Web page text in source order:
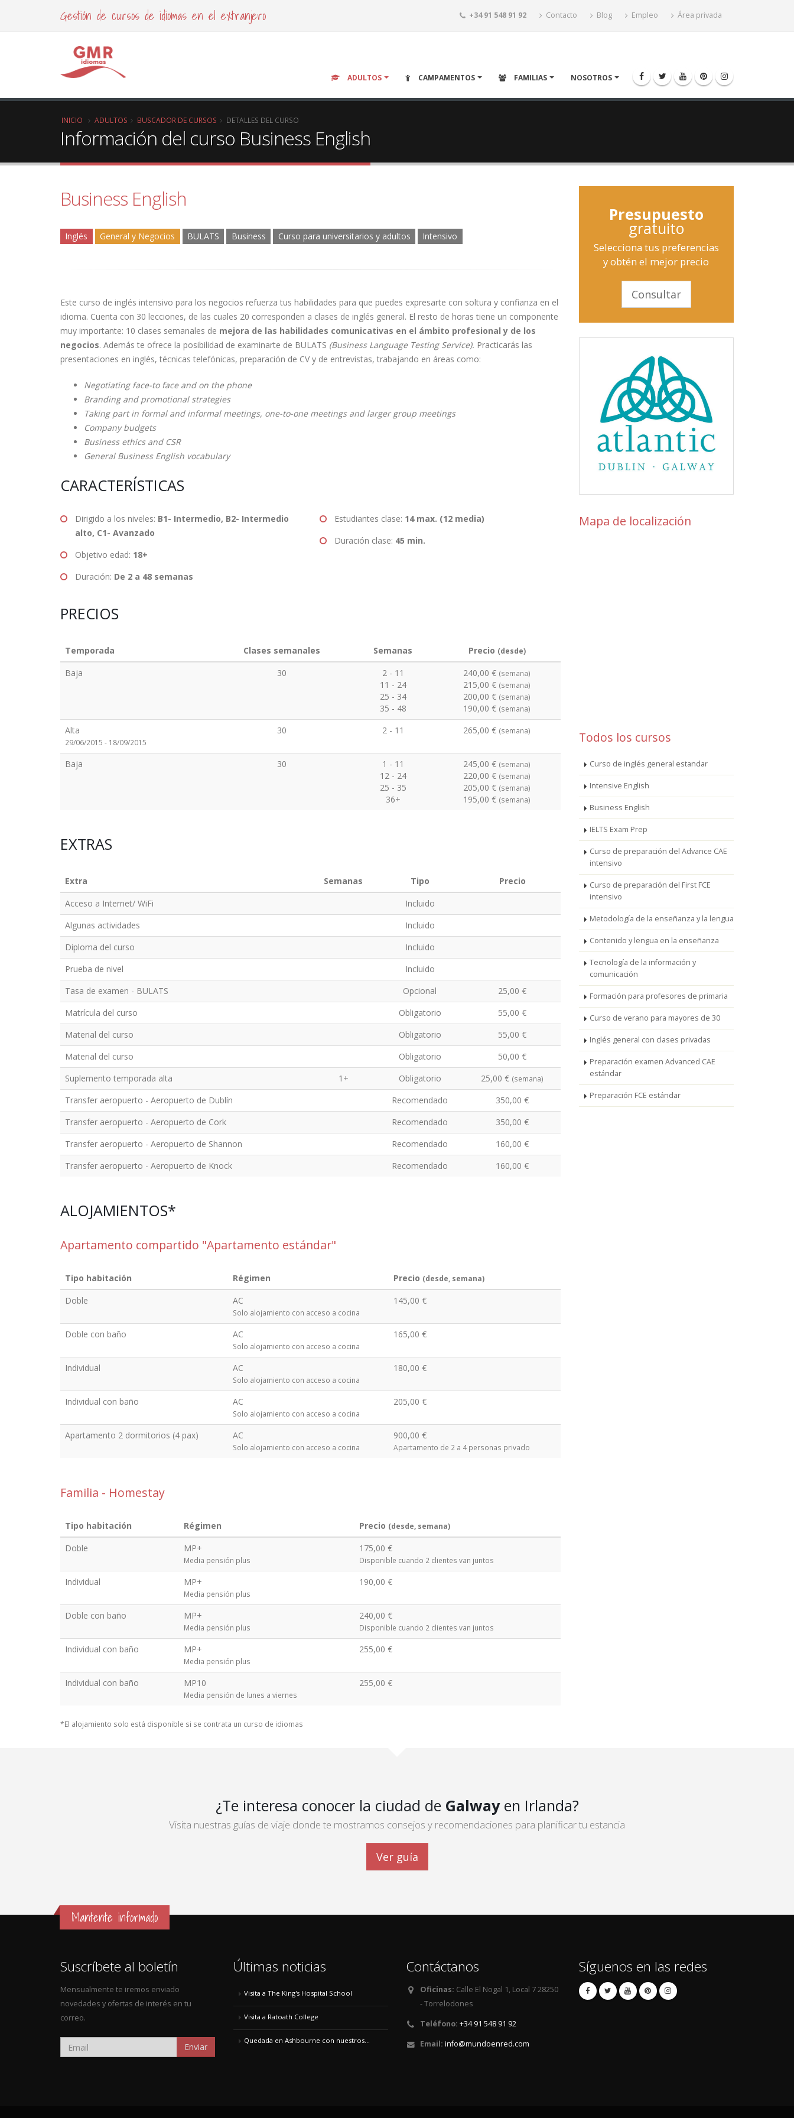
Gestión de cursos de idiomas en el extranjero +34 91 548 91 92 Contacto Blog Empleo Área privada
ADULTOS CAMPAMENTOS FAMILIAS NOSOTROS
INICIO ADULTOS BUSCADOR DE CURSOS DETALLES DEL CURSO
Información del curso Business English
Business English
Inglés General y Negocios BULATS Business Curso para universitarios y adultos Intensivo
Este curso de inglés intensivo para los negocios refuerza tus habilidades para que puedes expresarte con soltura y confianza en el
idioma. Cuenta con 30 lecciones, de las cuales 20 corresponden a clases de inglés general. El resto de horas tiene un componente
muy importante: 10 clases semanales de mejora de las habilidades comunicativas en el ámbito profesional y de los
negocios. Además te ofrece la posibilidad de examinarte de BULATS (Business Language Testing Service). Practicarás las
presentaciones en inglés, técnicas telefónicas, preparación de CV y de entrevistas, trabajando en áreas como:
Negotiating face-to face and on the phone
Branding and promotional strategies
Taking part in formal and informal meetings, one-to-one meetings and larger group meetings
Company budgets
Business ethics and CSR
General Business English vocabulary
CARACTERÍSTICAS
Dirigido a los niveles: B1- Intermedio, B2- Intermedio
alto, C1- Avanzado
Objetivo edad: 18+
Duración: De 2 a 48 semanas
Estudiantes clase: 14 max. (12 media)
Duración clase: 45 min.
PRECIOS
Temporada Clases semanales Semanas Precio (desde)
Baja 30
2 - 11
11 - 24
25 - 34
35 - 48
240,00 € (semana)
215,00 € (semana)
200,00 € (semana)
190,00 € (semana)
Alta
29/06/2015 - 18/09/2015
30 2 - 11 265,00 € (semana)
Baja 30
1 - 11
12 - 24
25 - 35
36+
245,00 € (semana)
220,00 € (semana)
205,00 € (semana)
195,00 € (semana)
EXTRAS
Extra Semanas Tipo
Precio
Acceso a Internet/ WiFi
Incluido
Algunas actividades
Incluido
Diploma del curso
Incluido
Prueba de nivel
Incluido
Tasa de examen - BULATS
Opcional
25,00 €
Matrícula del curso
Obligatorio
55,00 €
Material del curso
Obligatorio
55,00 €
Material del curso
Obligatorio
50,00 €
Suplemento temporada alta
1+ Obligatorio 25,00 € (semana)
Transfer aeropuerto - Aeropuerto de Dublín Recomendado
350,00 €
Transfer aeropuerto - Aeropuerto de Cork
Recomendado
350,00 €
Transfer aeropuerto - Aeropuerto de Shannon
Recomendado
160,00 €
Transfer aeropuerto - Aeropuerto de Knock
Recomendado 160,00 €
ALOJAMIENTOS*
Apartamento compartido "Apartamento estándar"
Tipo habitación Régimen Precio (desde, semana)
Doble AC
Solo alojamiento con acceso a cocina
145,00 €
Doble con baño AC
Solo alojamiento con acceso a cocina
165,00 €
Individual AC
Solo alojamiento con acceso a cocina
180,00 €
Individual con baño AC
Solo alojamiento con acceso a cocina
205,00 €
Apartamento 2 dormitorios (4 pax) AC
Solo alojamiento con acceso a cocina
900,00 €
Apartamento de 2 a 4 personas privado
Familia - Homestay
Tipo habitación Régimen Precio (desde, semana)
Doble MP+
Media pensión plus
175,00 €
Disponible cuando 2 clientes van juntos
Individual MP+
Media pensión plus
190,00 €
Doble con baño MP+
Media pensión plus
240,00 €
Disponible cuando 2 clientes van juntos
Individual con baño MP+
Media pensión plus
255,00 €
Individual con baño MP10
Media pensión de lunes a viernes
255,00 €
*El alojamiento solo está disponible si se contrata un curso de idiomas
Presupuesto
gratuito
Selecciona tus preferencias
y obtén el mejor precio
Consultar
Mapa de localización
Todos los cursos
Curso de inglés general estandar
Intensive English
Business English
IELTS Exam Prep
Curso de preparación del Advance CAE
intensivo
Curso de preparación del First FCE
intensivo
Metodología de la enseñanza y la lengua
Contenido y lengua en la enseñanza
Tecnología de la información y
comunicación
Formación para profesores de primaria
Curso de verano para mayores de 30
Inglés general con clases privadas
Preparación examen Advanced CAE
estándar
Preparación FCE estándar
¿Te interesa conocer la ciudad de Galwayen Irlanda?
Visita nuestras guías de viaje donde te mostramos consejos y recomendaciones para planificar tu estancia
Ver guía
Mantente informado
Suscríbete al boletín
Mensualmente te iremos enviado
novedades y ofertas de interés en tu
correo.
Enviar
Últimas noticias
Visita a The King's Hospital School
Visita a Ratoath College
Quedada en Ashbourne con nuestros...
Contáctanos
Oficinas: Calle El Nogal 1, Local 7 28250
- Torrelodones
Teléfono: +34 91 548 91 92
Email: info@mundoenred.com
Síguenos en las redes